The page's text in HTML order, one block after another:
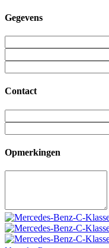
Gegevens
Contact
Opmerkingen